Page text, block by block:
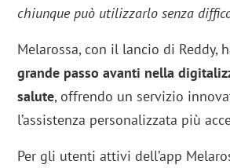
chiunque può utilizzarlo senza
Melarossa, con il lancio di Reddy,
grande passo avanti nella
salute, offrendo un servizio
l’assistenza personalizzata più
Per gli utenti attivi dell’app